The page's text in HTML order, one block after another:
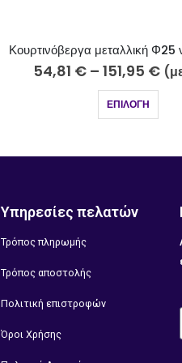
35,60 € – 107,75€
ΕΠΙΛΟΓΉ
Υπηρεσίες πελατών
Τρόπος πληρωμής
Τρόπος αποστολής
Πολιτική επιστροφών
Όροι Χρήσης